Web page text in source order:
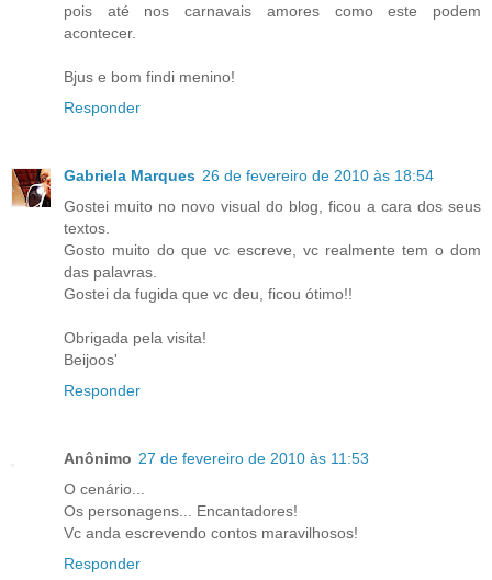
pois até nos carnavais amores como este podem
acontecer.
Bjus e bom findi menino!
Responder
Gabriela Marques 26 de fevereiro de 2010 às 18:54
Gostei muito no novo visual do blog, ficou a cara dos seus
textos.
Gosto muito do que vc escreve, vc realmente tem o dom
das palavras.
Gostei da fugida que vc deu, ficou ótimo!!
Obrigada pela visita!
Beijoos'
Responder
Anônimo 27 de fevereiro de 2010 às 11:53
O cenário...
Os personagens... Encantadores!
Vc anda escrevendo contos maravilhosos!
Responder